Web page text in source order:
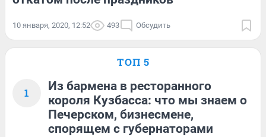
10 января, 2020, 12:52 493 Обсудить
ТОП 5
1
Из бармена в ресторанного
короля Кузбасса: что мы знаем о
Печерском, бизнесмене,
спорящем с губернаторами